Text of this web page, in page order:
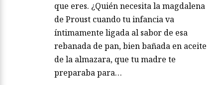
que eres. ¿Quién necesita la magdalena
de Proust cuando tu infancia va
íntimamente ligada al sabor de esa
rebanada de pan, bien bañada en aceite
de la almazara, que tu madre te
preparaba para…